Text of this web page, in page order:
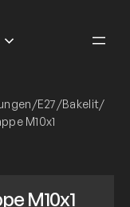
/E27/Bakelit/
M10x1
M10x1